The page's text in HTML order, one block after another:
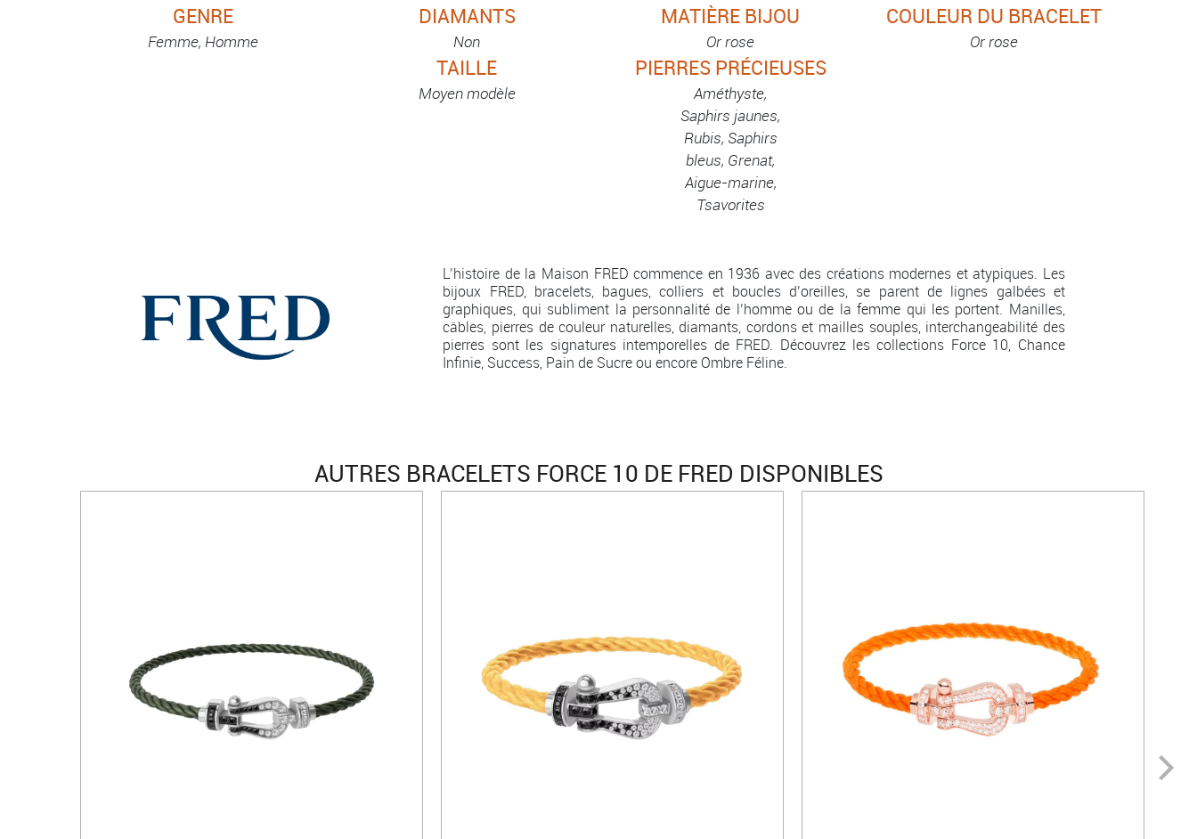
GENRE
Femme, Homme
DIAMANTS
Non
MATIÈRE BIJOU
Or rose
COULEUR DU BRACELET
Or rose
TAILLE
Moyen modèle
PIERRES PRÉCIEUSES
Améthyste,
Saphirs jaunes,
Rubis, Saphirs
bleus, Grenat,
Aigue-marine,
Tsavorites
L’histoire de la Maison FRED commence en 1936 avec des créations modernes et atypiques. Les
bijoux FRED, bracelets, bagues, colliers et boucles d’oreilles, se parent de lignes galbées et
graphiques, qui subliment la personnalité de l’homme ou de la femme qui les portent. Manilles,
câbles, pierres de couleur naturelles, diamants, cordons et mailles souples, interchangeabilité des
pierres sont les signatures intemporelles de FRED. Découvrez les collections Force 10, Chance
Infinie, Success, Pain de Sucre ou encore Ombre Féline.
AUTRES BRACELETS FORCE 10 DE FRED DISPONIBLES